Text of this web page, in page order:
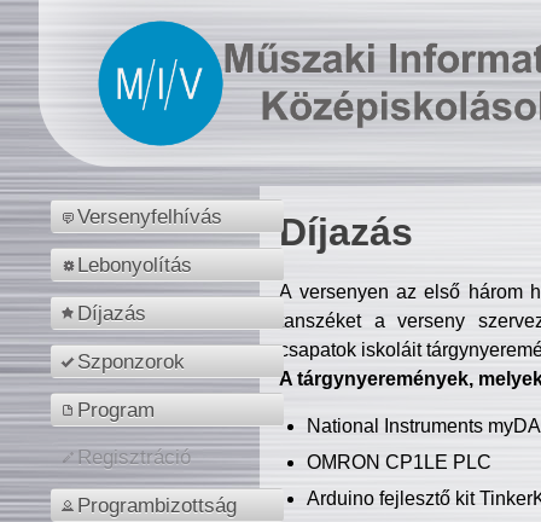
Versenyfelhívás
Lebonyolítás
Díjazás
Szponzorok
Program
Regisztráció
Programbizottság
Díjazás
A versenyen az első három
tanszéket a verseny
csapatok iskoláit
A tárgynyeremények,
National Instruments
OMRON CP1LE PLC
Arduino fejlesztő kit